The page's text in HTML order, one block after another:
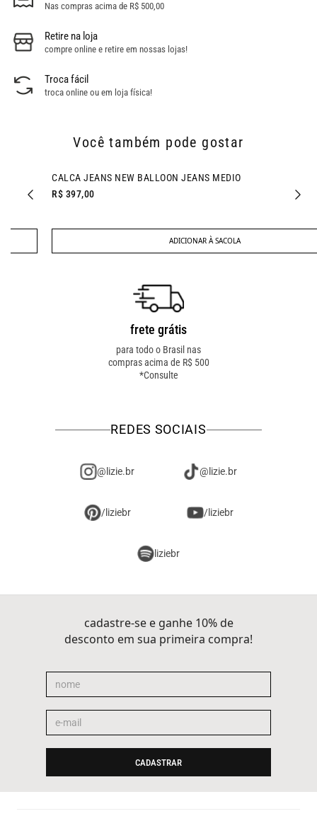
Nas compras acima de R$ 500,00
Retire na loja
compre online e retire em nossas lojas!
Troca fácil
troca online ou em loja física!
Você também pode gostar
CALCA JEANS NEW BALLOON JEANS MEDIO
R$ 397,00
ADICIONAR À SACOLA
frete grátis
para todo o Brasil nas
compras acima de R$ 500
*Consulte
REDES SOCIAIS
@lizie.br @lizie.br
/liziebr /liziebr
liziebr
cadastre-se e ganhe 10% de
desconto em sua primeira compra!
CADASTRAR